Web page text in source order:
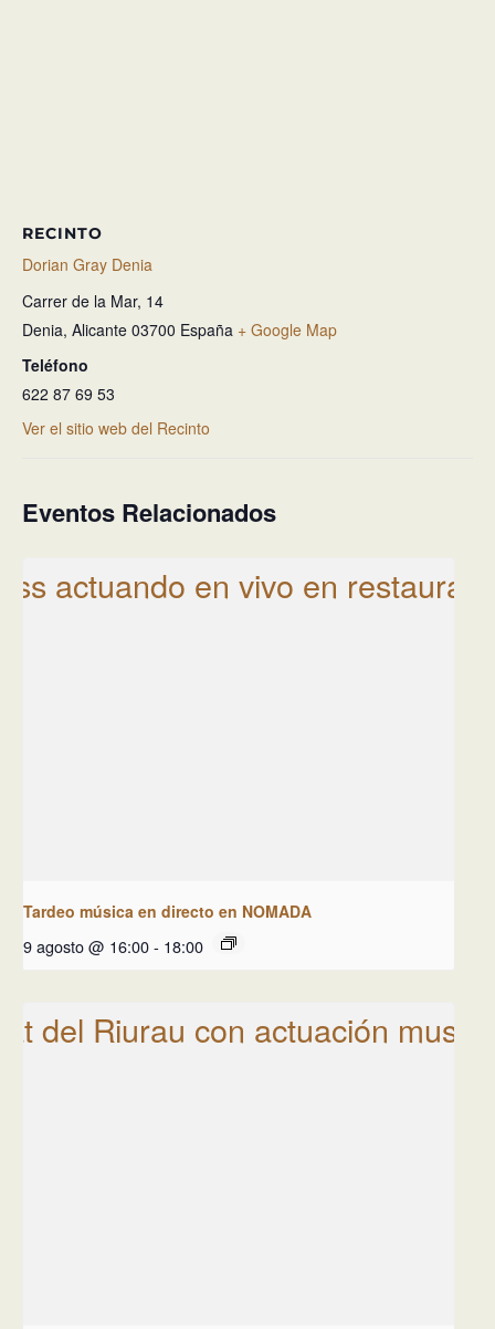
RECINTO
Dorian Gray Denia
Carrer de la Mar, 14
Denia, Alicante 03700 España + Google Map
Teléfono
622 87 69 53
Ver el sitio web del Recinto
Eventos Relacionados
Tardeo música en directo en NOMADA
9 agosto @ 16:00- 18:00